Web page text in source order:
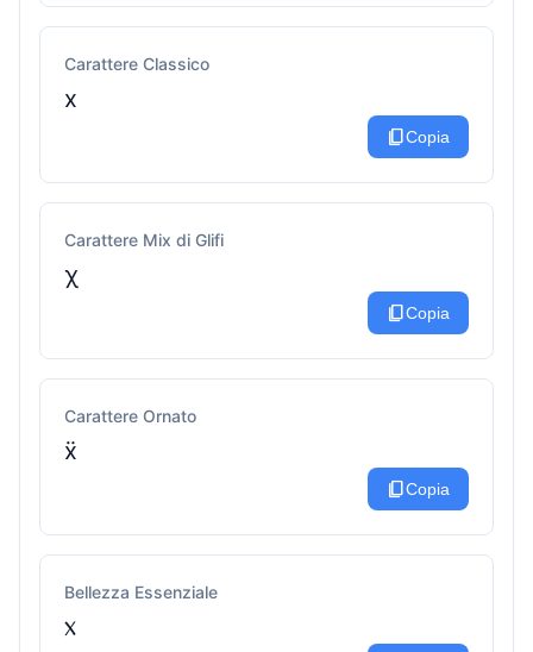
Carattere Classico
x
content_copyCopia
Carattere Mix di Glifi
χ
content_copyCopia
Carattere Ornato
ẍ
content_copyCopia
Bellezza Essenziale
᥊